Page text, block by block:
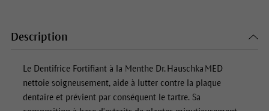
Description
Le Dentifrice Fortifiant à la Menthe Dr. Hauschka MED
nettoie soigneusement, aide à lutter contre la plaque
dentaire et prévient par conséquent le tartre. Sa